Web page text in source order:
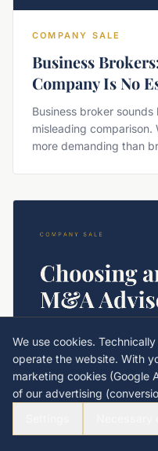
We use cookies.
operate the website. With
marketing cookies (Google
of our advertising
COMPANY SALE
Business
Company Is No
Business broker
misleading
more demanding than
Choosing an